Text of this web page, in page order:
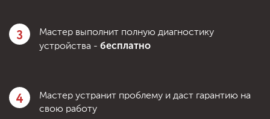
3
Мастер выполнит полную диагностику
устройства - бесплатно
4
Мастер устранит проблему и даст гарантию на
свою работу